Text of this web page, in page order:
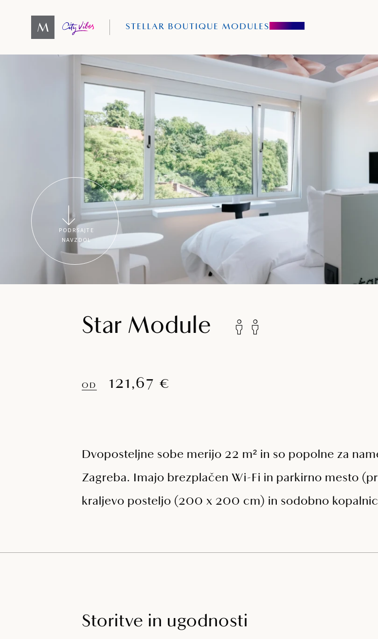
STELLAR BOUTIQUE MODULES
PODRSAJTE
NAVZDOL
Star Module
OD 121,67 €
Dvoposteljne sobe merijo 22 m² in so popolne za
Zagreba. Imajo brezplačen Wi-Fi in parkirno mesto
kraljevo posteljo (200 x 200 cm) in sodobno
Storitve in ugodnosti